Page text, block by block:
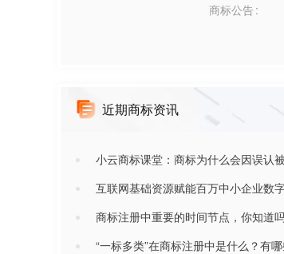
商标公告
近期商标资讯
小云商标课堂：商标为什么会因误认
互联网基础资源赋能百万中小企业数
商标注册中重要的时间节点，你知道
“一标多类”在商标注册中是什么？有